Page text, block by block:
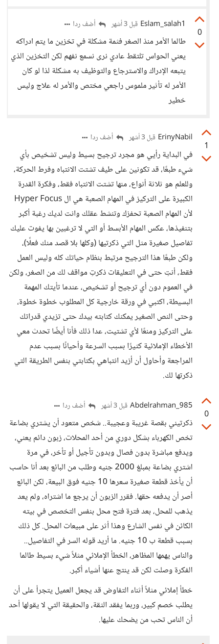
0
Eslam_salah1 قبل 3 أشهر أضف ردا
طالما الأمر منذ الصغر فثمة مشكلة في تخزين ما يتم ادراكه
يعني الحواس تلتقط عادي نرى نسمع نفهم لكن التخزين الذي
يتبعه الإدراك والاسترجاع والتوظيف به مشكلة لذا لو كان
الأمر له تأثير ملموس راجعي مختص والأمر له علاج وليس
خطير
1
ErinyNabil قبل 3 أشهر أضف ردا
في البداية رأيي هو مجرد ترجيح بسيط وليس تشخيص بأي
شيء طبعًا، قد تكونين على طيف تشتت الانتباه وفرط الحركة،
وللعلم هو ثلاثة أنواع، منها تشتت الانتباه فقط، وفكرة القدرة
الكبيرة على التركيز في المهام الصعبة هي ال Hyper Focus
لأن المهام الصعبة تحفزك وتنشط عقلك وانت لديك رغبة أكبر
بتنفيذها، عكس المهام الأبسط أو التي لا ترغبين بها يفوت عليك
تفاصيل صغيرة مثل التي ذكرتيها (وكلها بلا قصد منك فعلًا)،
ولكن طبعًا هذا الترجيح مرتبط بنظام حياتك كله وليس العمل
فقط، أنتِ حتى في التعليقات ذكرتِ مواقف لك من الصغر، ولكن
في العموم دون أي ترجيح أو تشخيص، عندما تأيتك المهمة
البسيطة، اكتبي في ورقة خارجية كل المطلوب خطوة خطوة،
وحتى النص الصغير يمكنك كتابته بيدك حتى تزيدي قدراتك
على التركيز ومنعًا لأي تشتيت، عدا ذلك فأنا أيضًا تحدث معي
الأخطاء الإملائية كثيرًا بسبب السرعة وأحيانًا بسبب عدم
المراجعة وأحاول أن أزيد انتباهي بكتابتي بنفس الطريقة التي
ذكرتها لك.
0
Abdelrahman_985 قبل 3 أشهر أضف ردا
ذكرتيني بقصة غريبة وعجيبة.. شخص متعود أن يشتري بضاعة
تخص الكهرباء بشكل دوري من أحد المحلات، زبون دائم يعني،
ويدفع مباشرة بدون فصال وبدون تأجيل أو تأخر، في مرة
اشتري بضاعة بمبلغ 2000 جنيه وطلب من البائع بعد أنا حاسب
أن يأخذ قطعة صغيرة سعرها 10 جنيه فوق البيعة، لكن البائع
أصر أن يدفعه حقها. فقرر الزبون أن يرجع ما اشتراه، ولم يعد
يذهب للمحل، بعد فترة فتح محل بنفس التخصص في بيته
الكائن في نفس الشارع وهذا أثر على مبيعات المحل. كل ذلك
بسبب قطعة ب 10 جنيه. ما أريد قوله السر في التفاصيل..
والناس يهمها المظاهر، الخطأ الإملائي مثلاً شيء بسيط طالما
الفكرة وصلت لكن قد ينتج عنها أشياء أكبر.
خطأ إملائي مثلاً أثناء التفاوض قد يجعل العميل يتجرأ على أن
يطلب خصم كبير، وربما يفقد الثقة، والحقيقة التي لا يقولها أحد
أن الناس تحب من يضحك عليها.